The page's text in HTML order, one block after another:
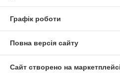
Графік роботи
Повна версія сайту
Сайт створено на маркетплейсі